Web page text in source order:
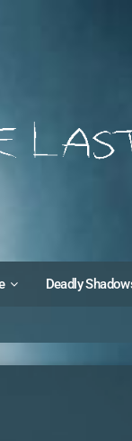
Deadly